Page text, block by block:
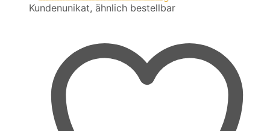
Kundenunikat, ähnlich bestellbar